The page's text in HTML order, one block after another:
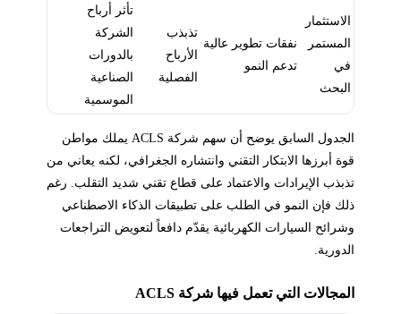
الاستثمار
المستمر
في
البحث
نفقات تطوير عالية
تدعم النمو
تذبذب
الأرباح
الفصلية
تأثر أرباح
الشركة
بالدورات
الصناعية
الموسمية
الجدول السابق يوضح أن سهم شركة ACLS يملك مواطن
قوة أبرزها الابتكار التقني وانتشاره الجغرافي، لكنه يعاني من
تذبذب الإيرادات والاعتماد على قطاع تقني شديد التقلب. رغم
ذلك فإن النمو في الطلب على تطبيقات الذكاء الاصطناعي
وشرائح السيارات الكهربائية يقدّم دافعاً لتعويض التراجعات
الدورية.
المجالات التي تعمل فيها شركة ACLS